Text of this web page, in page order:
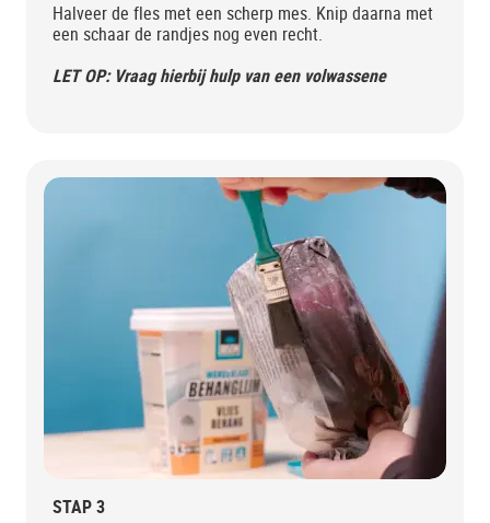
Halveer de fles met een scherp mes. Knip daarna met
een schaar de randjes nog even recht.
LET OP: Vraag hierbij hulp van een volwassene
STAP 3